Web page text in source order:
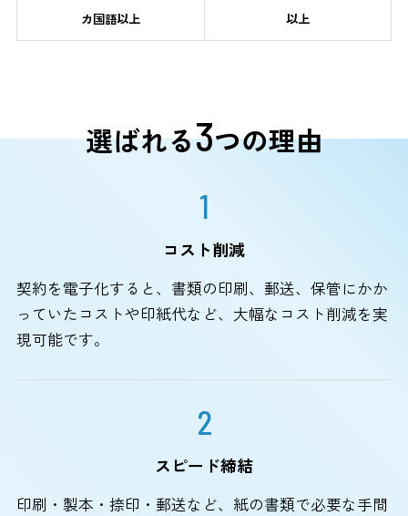
カ国語以上 以上
選ばれる3つの理由
1
コスト削減
契約を電子化すると、書類の印刷、郵送、保管にかか
っていたコストや印紙代など、大幅なコスト削減を実
現可能です。
2
スピード締結
印刷・製本・捺印・郵送など、紙の書類で必要な手間